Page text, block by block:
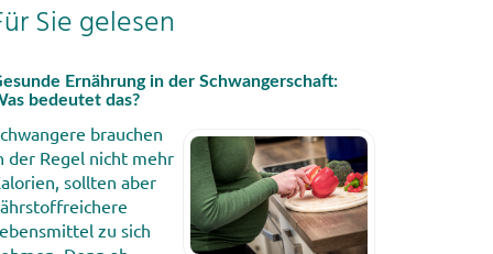
Sie gelesen
Ernährung in der Schwangerschaft:
bedeutet das?
brauchen
der Regel nicht mehr
sollten aber
zu sich